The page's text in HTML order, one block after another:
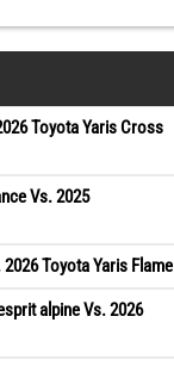
Toyota Yaris Cross
Vs. 2025
Toyota Yaris Flame
alpine Vs. 2026